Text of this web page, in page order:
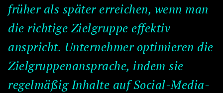
früher als später erreichen, wenn man
die richtige Zielgruppe effektiv
anspricht. Unternehmer optimieren die
Zielgruppenansprache, indem sie
regelmäßig Inhalte auf Social-Media-